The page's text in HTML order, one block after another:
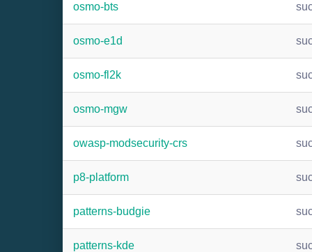
osmo-bts
osmo-e1d
osmo-fl2k
osmo-mgw
owasp-modsecurity-crs
p8-platform
patterns-budgie
patterns-kde